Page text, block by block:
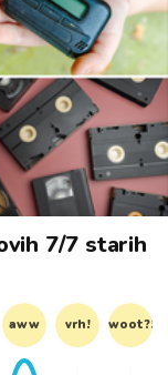
7/7 starih
aww vrh! woot?!